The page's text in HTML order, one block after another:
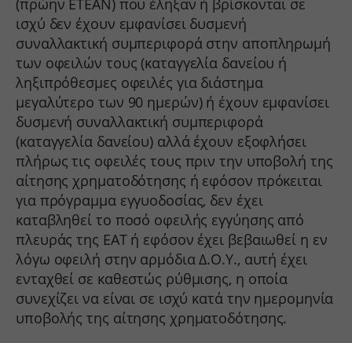
(πρώην ΕΤΕΑΝ) που έληξαν ή βρίσκονται σε
ισχύ δεν έχουν εμφανίσει δυσμενή
συναλλακτική συμπεριφορά στην αποπληρωμή
των οφειλών τους (καταγγελία δανείου ή
ληξιπρόθεσμες οφειλές για διάστημα
μεγαλύτερο των 90 ημερών) ή έχουν εμφανίσει
δυσμενή συναλλακτική συμπεριφορά
(καταγγελία δανείου) αλλά έχουν εξοφλήσει
πλήρως τις οφειλές τους πριν την υποβολή της
αίτησης χρηματοδότησης ή εφόσον πρόκειται
για πρόγραμμα εγγυοδοσίας, δεν έχει
καταβληθεί το ποσό οφειλής εγγύησης από
πλευράς της ΕΑΤ ή εφόσον έχει βεβαιωθεί η εν
λόγω οφειλή στην αρμόδια Δ.Ο.Υ., αυτή έχει
ενταχθεί σε καθεστώς ρύθμισης, η οποία
συνεχίζει να είναι σε ισχύ κατά την ημερομηνία
υποβολής της αίτησης χρηματοδότησης.
__stripe_mid
__stripe_sid
CONSENT
mhcookie
PHPSESSID
woocommerce_cart_hash
woocommerce_items_in_cart
wordpress_logged_in_*
wordpress_test_cookie
wp_woocommerce_session_*
wp-settings-*
wp-settings-time-*
wp-wpml_current_admin_language_*
wp-wpml_current_language
Αυτά τα cookies και υπηρεσίες είναι απαραίτητα για την ορθή
λειτουργία του ιστότοπου, αλλά η χρήση τους απαιτεί τη
συγκατάθεση του χρήστη. Αυτό μπορεί να περιλαμβάνει, αλλά δεν
περιορίζεται σε: πύλες πληρωμής, υπηρεσίες captcha,
ενσωματωμένες υπηρεσίες κρατήσεων.
Εμφάνιση λεπτομερειών
js.stripe.com
Αναλυτικά
Τα στατιστικά cookies συλλέγουν πληροφορίες χρήσης,
επιτρέποντάς μας να αποκτήσουμε γνώσεις για το πώς
αλληλεπιδρούν οι επισκέπτες με τον ιστότοπό μας.
Εμφάνιση λεπτομερειών
_ga
mp_*_mixpanel
sbjs_current
sbjs_current_add
Μάρκετινγκ
Οι υπηρεσίες μάρκετινγκ χρησιμοποιούνται από διαφημιστές τρίτων
για να εμφανίζουν εξατομικευμένες διαφημίσεις. Το κάνουν
παρακολουθώντας τους επισκέπτες σε διάφορους ιστότοπους.
Εμφάνιση λεπτομερειών
_fbc
Μέσα
Αυτά τα cookies και υπηρεσίες είναι απαραίτητα για την εμφάνιση